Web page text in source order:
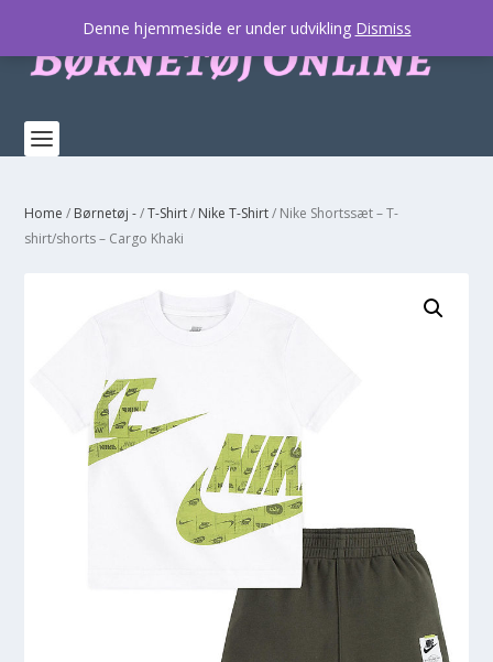
Home / Børnetøj -/T-Shirt/ Nike T-Shirt/ Nike Shortssæt – T-
shirt/shorts – Cargo Khaki
Denne hjemmeside er under udvikling Dismiss